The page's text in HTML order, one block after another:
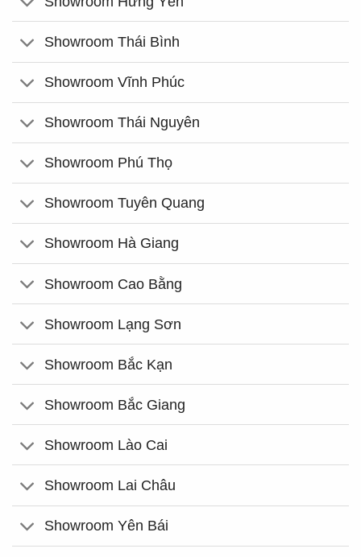
Showroom Thái Bình
Showroom Vĩnh Phúc
Showroom Thái Nguyên
Showroom Phú Thọ
Showroom Tuyên Quang
Showroom Hà Giang
Showroom Cao Bằng
Showroom Lạng Sơn
Showroom Bắc Kạn
Showroom Bắc Giang
Showroom Lào Cai
Showroom Lai Châu
Showroom Yên Bái